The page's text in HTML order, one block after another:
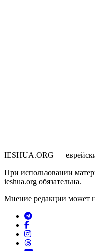
IESHUA.ORG —
При использовании
ieshua.org обязательна.
Мнение редакции может